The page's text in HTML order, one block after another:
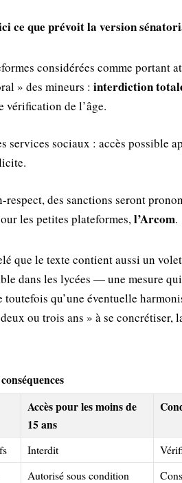
ce que prévoit la version
considérées comme portant
» des mineurs : interdiction
vérification de l’âge.
services sociaux : accès possible
respect, des sanctions seront
les petites plateformes,l’Arcom.
que le texte contient aussi un
dans les lycées — une mesure
toutefois qu’une éventuelle
ou trois ans » à se concrétiser,
Accès pour les moins de
15 ans
Interdit
Autorisé sous condition